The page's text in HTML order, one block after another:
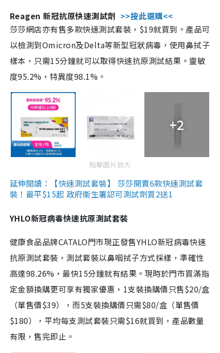
Reagen 新冠抗原快速測試劑 >>按此選購<<
莎莎網店亦有售多款快速測試套裝，$19就買到。產品可
以檢測到Omicron及Delta等新型冠狀病毒，使用鼻拭子
樣本，只需15分鐘就可以取得快速抗原測試結果。靈敏
度95.2%，特異度98.1%。
+2
點擊圖片放大
延伸閱讀：【快速測試套裝】 莎莎開賣6款快速測試套
裝！最平$15起 政府衛生署認可測試劑買2送1
YHLO新冠病毒快速抗原測試套裝
健康食品品牌CATALO門市現正發售YHLO新冠病毒快速
抗原測試套裝，測試套裝以鼻咽拭子方式採樣，準確性
高達98.26%，最快15分鐘就有結果。現時於門市買滿指
定金額換購更可享有獨家優惠，1支裝換購價只售$20/盒
（單售價$39），而5支裝換購價只需$80/盒（單售價
$180），平均每支測試套裝只需$16就買到，產品數量
有限，售完即止。